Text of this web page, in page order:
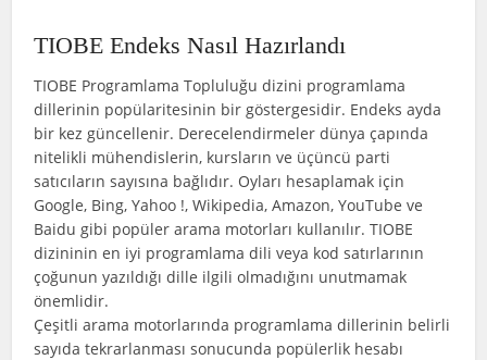
TIOBE Endeks Nasıl Hazırlandı
TIOBE Programlama Topluluğu dizini programlama
dillerinin popülaritesinin bir göstergesidir. Endeks ayda
bir kez güncellenir. Derecelendirmeler dünya çapında
nitelikli mühendislerin, kursların ve üçüncü parti
satıcıların sayısına bağlıdır. Oyları hesaplamak için
Google, Bing, Yahoo !, Wikipedia, Amazon, YouTube ve
Baidu gibi popüler arama motorları kullanılır. TIOBE
dizininin en iyi programlama dili veya kod satırlarının
çoğunun yazıldığı dille ilgili olmadığını unutmamak
önemlidir.
Çeşitli arama motorlarında programlama dillerinin belirli
sayıda tekrarlanması sonucunda popülerlik hesabı